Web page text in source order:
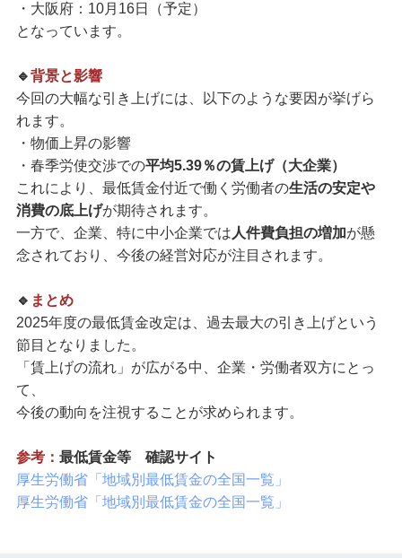
・大阪府：10月16日（予定）
となっています。
🔹背景と影響
今回の大幅な引き上げには、以下のような要因が挙げら
れます。
・物価上昇の影響
・春季労使交渉での平均5.39％の賃上げ（大企業）
これにより、最低賃金付近で働く労働者の生活の安定や
消費の底上げが期待されます。
一方で、企業、特に中小企業では 人件費負担の増加が懸
念されており、今後の経営対応が注目されます。
🔹 まとめ
2025年度の最低賃金改定は、過去最大の引き上げという
節目となりました。
「賃上げの流れ」が広がる中、企業・労働者双方にとっ
て、
今後の動向を注視することが求められます。
参考： 最低賃金等 確認サイト
厚生労働省「地域別最低賃金の全国一覧」
厚生労働省「地域別最低賃金の全国一覧」